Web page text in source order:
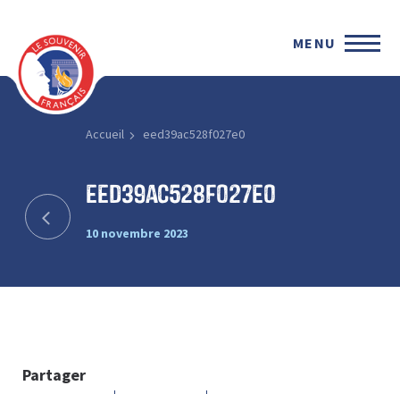
MENU
Accueil eed39ac528f027e0
eed39ac528f027e0
10 novembre 2023
Partager